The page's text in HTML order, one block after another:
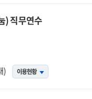
) 직무연수
) 이용현황